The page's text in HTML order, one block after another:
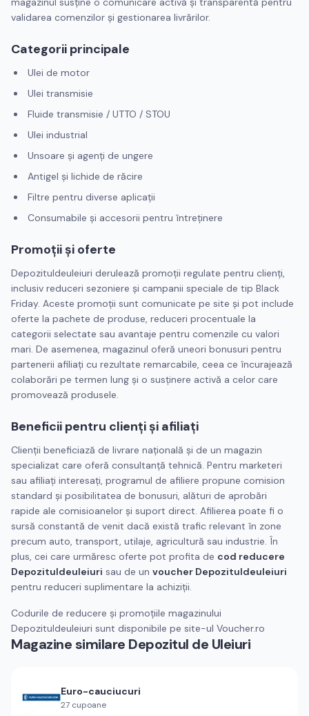
validarea comenzilor și gestionarea livrărilor.
Categorii principale
Ulei de motor
Ulei transmisie
Fluide transmisie / UTTO / STOU
Ulei industrial
Unsoare și agenți de ungere
Antigel și lichide de răcire
Filtre pentru diverse aplicații
Consumabile și accesorii pentru întreținere
Promoții și oferte
Depozituldeuleiuri derulează promoții regulate pentru clienți,
inclusiv reduceri sezoniere și campanii speciale de tip Black
Friday. Aceste promoții sunt comunicate pe site și pot include
oferte la pachete de produse, reduceri procentuale la
categorii selectate sau avantaje pentru comenzile cu valori
mari. De asemenea, magazinul oferă uneori bonusuri pentru
partenerii afiliați cu rezultate remarcabile, ceea ce încurajează
colaborări pe termen lung și o susținere activă a celor care
promovează produsele.
Beneficii pentru clienți și afiliați
Clienții beneficiază de livrare națională și de un magazin
specializat care oferă consultanță tehnică. Pentru marketeri
sau afiliați interesați, programul de afiliere propune comision
standard și posibilitatea de bonusuri, alături de aprobări
rapide ale comisioanelor și suport direct. Afilierea poate fi o
sursă constantă de venit dacă există trafic relevant în zone
precum auto, transport, utilaje, agricultură sau industrie. În
plus, cei care urmăresc oferte pot profita de cod reducere
Depozituldeuleiuri sau de un voucher Depozituldeuleiuri
pentru reduceri suplimentare la achiziții.
Codurile de reducere și promoțiile magazinului
Depozituldeuleiuri sunt disponibile pe site-ul Voucher.ro
Magazine similare Depozitul de Uleiuri
Euro-cauciucuri
27 cupoane